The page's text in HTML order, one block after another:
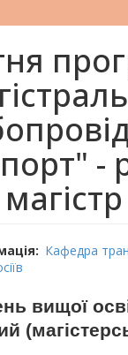
-
магістр
Кафедра
вищої